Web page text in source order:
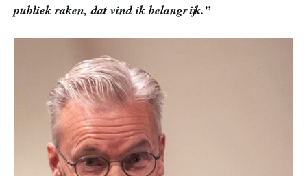
publiek raken, dat vind ik belangrijk.”